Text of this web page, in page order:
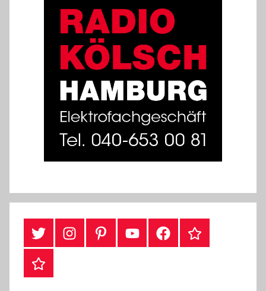
#TwitterInstagramPinterestYouTubeFacebookTikTok
Webshop